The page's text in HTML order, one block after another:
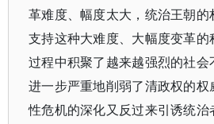
革难度、幅度太大，统治王朝
支持这种大难度、大幅度变革
过程中积聚了越来越强烈的社会
进一步严重地削弱了清政权的
性危机的深化又反过来引诱统治